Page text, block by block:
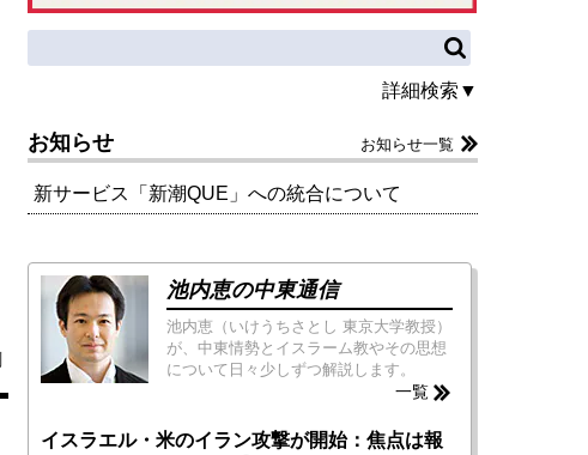
詳細検索▼
お知らせ お知らせ一覧
新サービス「新潮QUE」への統合について
池内恵の中東通信
池内恵（いけうちさとし 東京大学教授）
が、中東情勢とイスラーム教やその思想
について日々少しずつ解説します。
一覧
イスラエル・米のイラン攻撃が開始：焦点は報